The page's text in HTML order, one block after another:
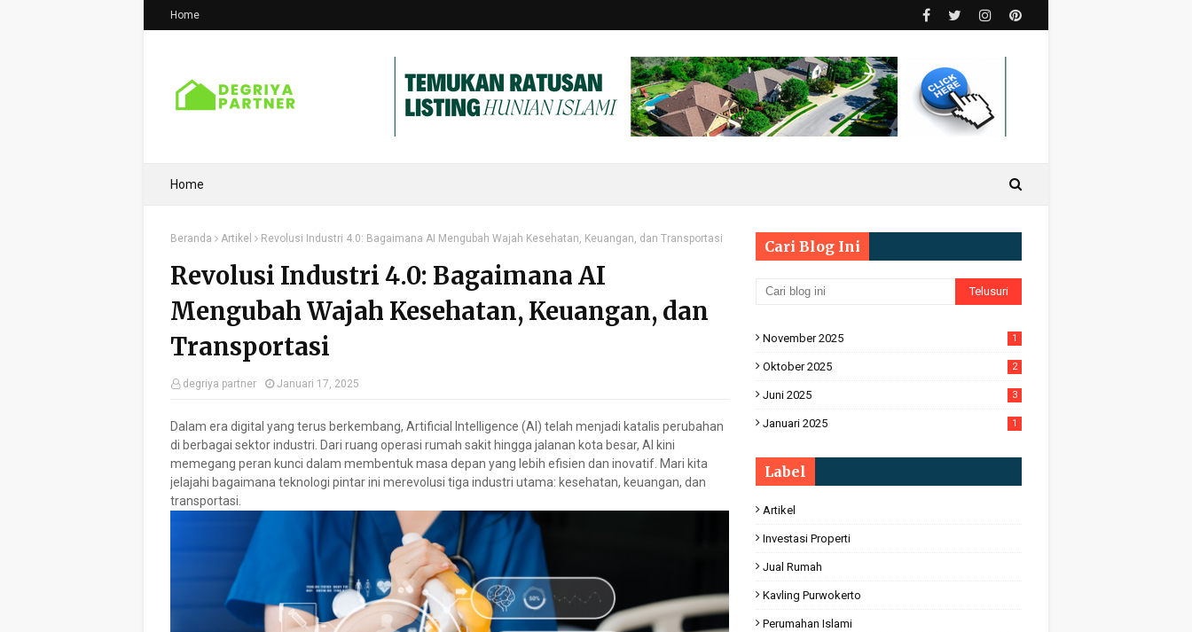
Home
Home
Beranda Artikel Revolusi Industri 4.0: Bagaimana AI Mengubah Wajah Kesehatan, Keuangan, dan Transportasi
Revolusi Industri 4.0: Bagaimana AI
Mengubah Wajah Kesehatan, Keuangan, dan
Transportasi
degriya partner Januari 17, 2025
Dalam era digital yang terus berkembang, Artificial Intelligence (AI) telah menjadi katalis perubahan
di berbagai sektor industri. Dari ruang operasi rumah sakit hingga jalanan kota besar, AI kini
memegang peran kunci dalam membentuk masa depan yang lebih efisien dan inovatif. Mari kita
jelajahi bagaimana teknologi pintar ini merevolusi tiga industri utama: kesehatan, keuangan, dan
transportasi.
Cari Blog Ini
November 2025 1
Oktober 2025 2
Juni 2025 3
Januari 2025 1
Label
Artikel
Investasi Properti
Jual Rumah
Kavling Purwokerto
Perumahan Islami